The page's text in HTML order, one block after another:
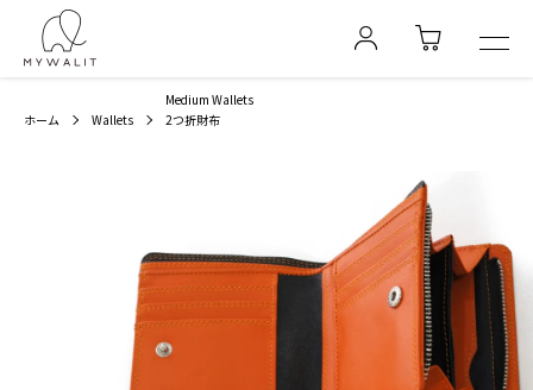
ホーム Wallets
Medium Wallets
2つ折財布